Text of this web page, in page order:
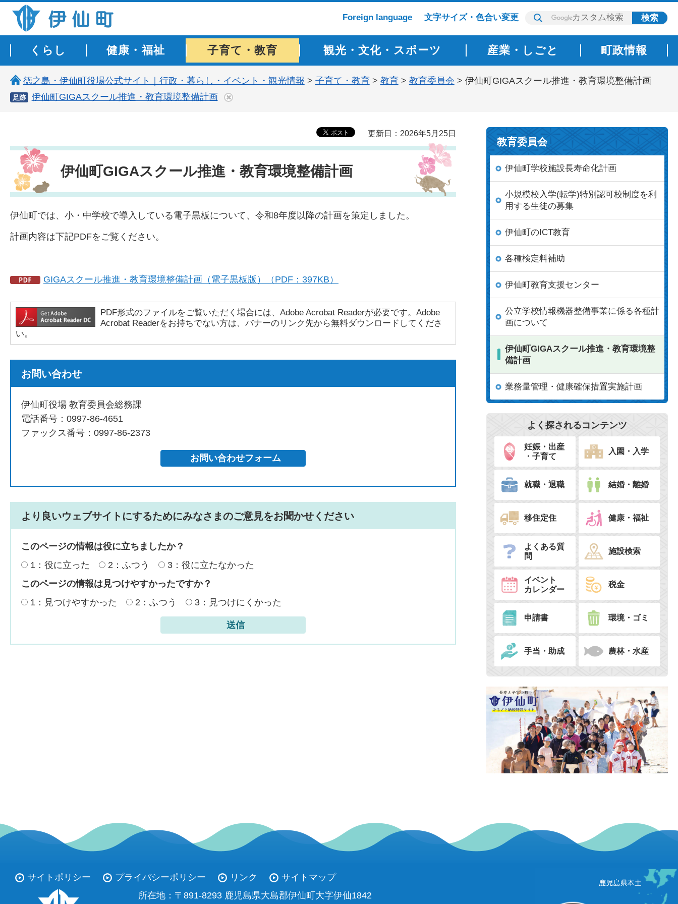
伊仙町 健康・長寿と子宝の町 Foreign language 文字サイズ・色合い変更
くらし 健康・福祉 子育て・教育 観光・文化・スポーツ 産業・しごと 町政情報
徳之島・伊仙町役場公式サイト｜行政・暮らし・イベント・観光情報 > 子育て・教育 > 教育 > 教育委員会 > 伊仙町GIGAスクール推進・教育環境整備計画
足跡 伊仙町GIGAスクール推進・教育環境整備計画
更新日：2026年5月25日
伊仙町GIGAスクール推進・教育環境整備計画
伊仙町では、小・中学校で導入している電子黒板について、令和8年度以降の計画を策定しました。
計画内容は下記PDFをご覧ください。
GIGAスクール推進・教育環境整備計画（電子黒板版）（PDF：397KB）
PDF形式のファイルをご覧いただく場合には、Adobe Acrobat Readerが必要です。Adobe
Acrobat Readerをお持ちでない方は、バナーのリンク先から無料ダウンロードしてくださ
い。
お問い合わせ
伊仙町役場 教育委員会総務課
電話番号：0997-86-4651
ファックス番号：0997-86-2373
より良いウェブサイトにするためにみなさまのご意見をお聞かせください
このページの情報は役に立ちましたか？
1：役に立った
2：ふつう
3：役に立たなかった
このページの情報は見つけやすかったですか？
1：見つけやすかった
2：ふつう 3：見つけにくかった
教育委員会
伊仙町学校施設長寿命化計画
小規模校入学(転学)特別認可校制度を利
用する生徒の募集
伊仙町のICT教育
各種検定料補助
伊仙町教育支援センター
公立学校情報機器整備事業に係る各種計
画について
伊仙町GIGAスクール推進・教育環境整
備計画
業務量管理・健康確保措置実施計画
よく探されるコンテンツ
妊娠・出産
・子育て
入園・入学
就職・退職 結婚・離婚
移住定住 健康・福祉
よくある質
問
施設検索
イベント
カレンダー
税金
申請書 環境・ゴミ
手当・助成 農林・水産
サイトポリシー プライバシーポリシー リンク
サイトマップ
所在地： 〒891-8293 鹿児島県大島郡伊仙町大字伊仙1842